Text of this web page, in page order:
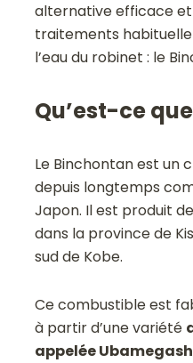
alternative efficace
traitements
l’eau du robinet : le
Qu’est-ce
Le Binchontan est un
depuis longtemps
Japon. Il est produit
dans la province de
sud de Kobe.
Ce combustible est
à partir d’une variété
appelée